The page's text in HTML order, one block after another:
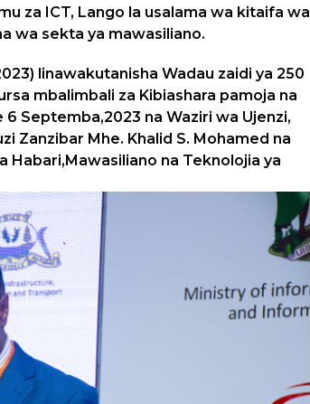
za ICT, Lango la usalama wa kitaifa wa
wa sekta ya mawasiliano.
linawakutanisha Wadau zaidi ya 250
mbalimbali za Kibiashara pamoja na
Septemba,2023 na Waziri wa Ujenzi,
Zanzibar Mhe. Khalid S. Mohamed na
na Teknolojia ya